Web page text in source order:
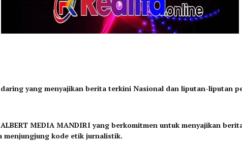
yang menyajikan berita terkini Nasional dan liputan-liputan
MEDIA MANDIRI yang berkomitmen untuk menyajikan
menjungjung kode etik jurnalistik.